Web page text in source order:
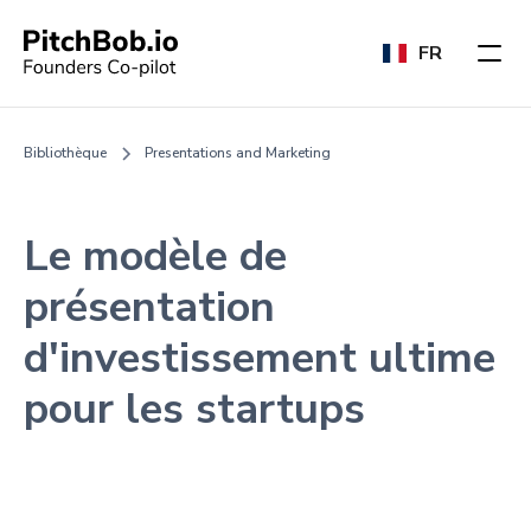
FR
Bibliothèque Presentations and Marketing
Le modèle de
présentation
d'investissement ultime
pour les startups